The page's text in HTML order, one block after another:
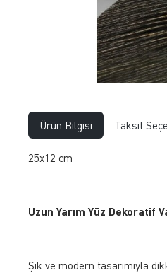
Ürün Bilgisi Taksit
25x12 cm
Uzun Yarım Yüz Dekoratif
Şık ve modern tasarımıyla